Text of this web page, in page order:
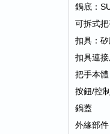
鍋底：
可拆式
扣具：
扣具連
把手本
按鈕/控
鍋蓋
外緣部